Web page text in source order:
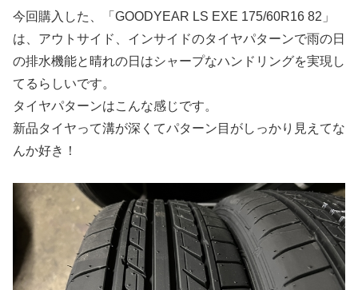
今回購入した、「GOODYEAR LS EXE 175/60R16 82」
は、アウトサイド、インサイドのタイヤパターンで雨の日
の排水機能と晴れの日はシャープなハンドリングを実現し
てるらしいです。
タイヤパターンはこんな感じです。
新品タイヤって溝が深くてパターン目がしっかり見えてな
んか好き！